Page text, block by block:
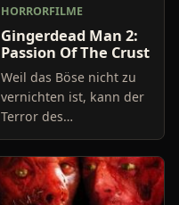
HORRORFILME
Gingerdead Man 2:
Passion Of The Crust
Weil das Böse nicht zu
vernichten ist, kann der
Terror des
Lebkuchenmanns
fortgesetzt werden.
Diesmal in einem
Filmstudio: Denn dort